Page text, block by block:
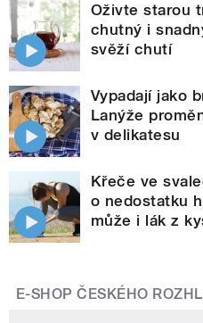
Oživte starou
chutný i
svěží chutí
Vypadají jako
Lanýže
v delikatesu
Křeče ve
o nedostatku
může i lák z
E-SHOP ČESKÉHO